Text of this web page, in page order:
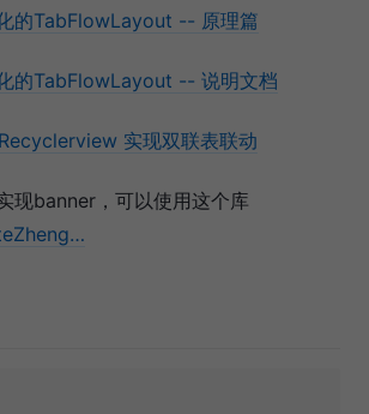
的TabFlowLayout -- 原理篇
的TabFlowLayout -- 说明文档
实现双联表联动
现banner，可以使用这个库